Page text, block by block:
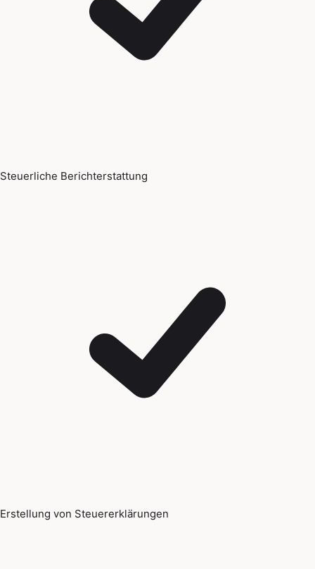
Steuerliche Berichterstattung
Erstellung von Steuererklärungen